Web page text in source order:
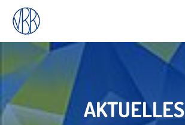
AKTUELLES